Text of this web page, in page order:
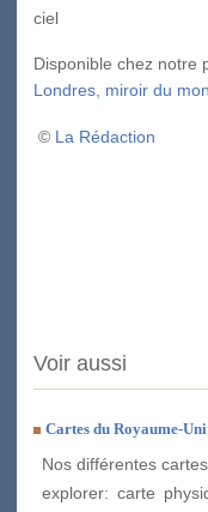
ciel
Disponible chez notre
Londres, miroir du
© La Rédaction
Voir aussi
Cartes du Royaume-Uni
Nos différentes
explorer: carte